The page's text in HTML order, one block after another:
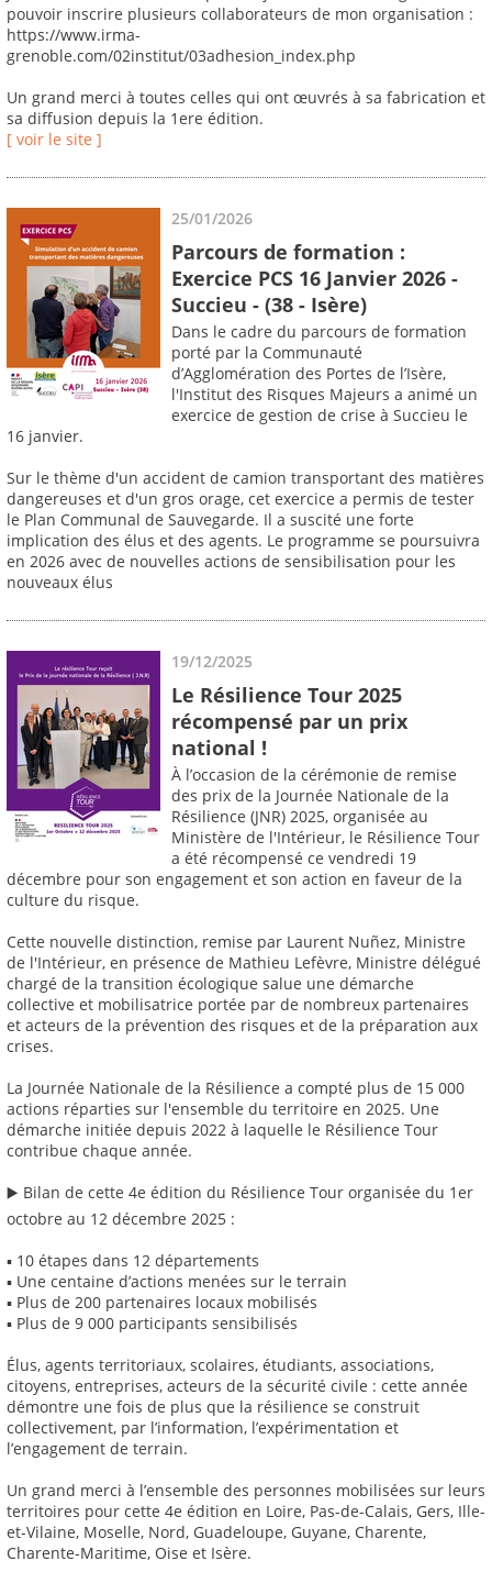
pouvoir inscrire plusieurs collaborateurs de mon organisation :
https://www.irma-
grenoble.com/02institut/03adhesion_index.php
Un grand merci à toutes celles qui ont œuvrés à sa fabrication et
sa diffusion depuis la 1ere édition.
[ voir le site ]
25/01/2026
Parcours de formation :
Exercice PCS 16 Janvier 2026 -
Succieu - (38 - Isère)
Dans le cadre du parcours de formation
porté par la Communauté
d’Agglomération des Portes de l’Isère,
l'Institut des Risques Majeurs a animé un
exercice de gestion de crise à Succieu le
16 janvier.
Sur le thème d'un accident de camion transportant des matières
dangereuses et d'un gros orage, cet exercice a permis de tester
le Plan Communal de Sauvegarde. Il a suscité une forte
implication des élus et des agents. Le programme se poursuivra
en 2026 avec de nouvelles actions de sensibilisation pour les
nouveaux élus
19/12/2025
Le Résilience Tour 2025
récompensé par un prix
national !
À l’occasion de la cérémonie de remise
des prix de la Journée Nationale de la
Résilience (JNR) 2025, organisée au
Ministère de l'Intérieur, le Résilience Tour
a été récompensé ce vendredi 19
décembre pour son engagement et son action en faveur de la
culture du risque.
Cette nouvelle distinction, remise par Laurent Nuñez, Ministre
de l'Intérieur, en présence de Mathieu Lefèvre, Ministre délégué
chargé de la transition écologique salue une démarche
collective et mobilisatrice portée par de nombreux partenaires
et acteurs de la prévention des risques et de la préparation aux
crises.
La Journée Nationale de la Résilience a compté plus de 15 000
actions réparties sur l'ensemble du territoire en 2025. Une
démarche initiée depuis 2022 à laquelle le Résilience Tour
contribue chaque année.
▶️ Bilan de cette 4e édition du Résilience Tour organisée du 1er
octobre au 12 décembre 2025 :
▪ 10 étapes dans 12 départements
▪ Une centaine d’actions menées sur le terrain
▪ Plus de 200 partenaires locaux mobilisés
▪ Plus de 9 000 participants sensibilisés
Élus, agents territoriaux, scolaires, étudiants, associations,
citoyens, entreprises, acteurs de la sécurité civile : cette année
démontre une fois de plus que la résilience se construit
collectivement, par l’information, l’expérimentation et
l’engagement de terrain.
Un grand merci à l’ensemble des personnes mobilisées sur leurs
territoires pour cette 4e édition en Loire, Pas-de-Calais, Gers, Ille-
et-Vilaine, Moselle, Nord, Guadeloupe, Guyane, Charente,
Charente-Maritime, Oise et Isère.